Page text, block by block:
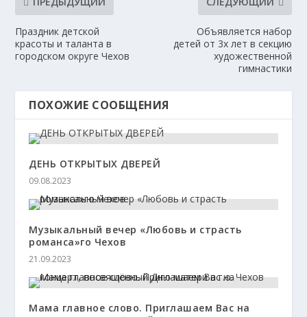
Праздник детской
красоты и таланта в
городском округе Чехов
Объявляется набор
детей от 3х лет в секцию
художественной
гимнастики
ПОХОЖИЕ СООБЩЕНИЯ
ДЕНЬ ОТКРЫТЫХ ДВЕРЕЙ
09.08.2023
Музыкальный вечер «Любовь и страсть
романса»го Чехов
21.09.2023
Мама главное слово. Приглашаем Вас на